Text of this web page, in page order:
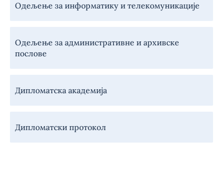
Одељење за информатику и телекомуникације
Одељење за административне и архивске
послове
Дипломатска академија
Дипломатски протокол